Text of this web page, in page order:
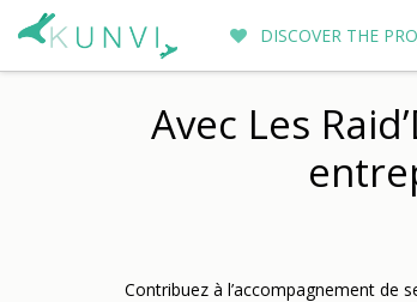
DISCOVER THE
ENTREPRENEURS DU
Avec Les
Contribuez à l’accompagnement de